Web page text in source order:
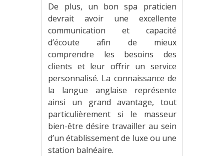
De plus, un bon spa praticien
devrait avoir une excellente
communication et capacité
d’écoute afin de mieux
comprendre les besoins des
clients et leur offrir un service
personnalisé. La connaissance de
la langue anglaise représente
ainsi un grand avantage, tout
particulièrement si le masseur
bien-être désire travailler au sein
d’un établissement de luxe ou une
station balnéaire.